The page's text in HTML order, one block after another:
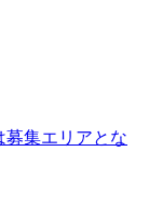
集エリアとな